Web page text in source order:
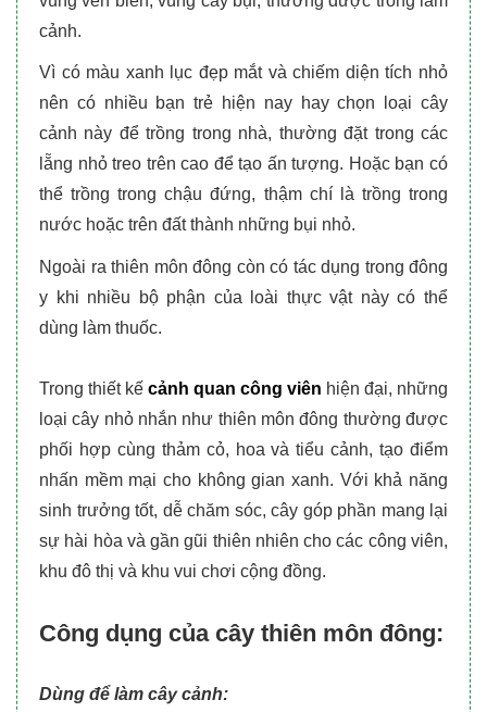
cảnh.
Vì có màu xanh lục đẹp mắt và chiếm diện tích nhỏ
nên có nhiều bạn trẻ hiện nay hay chọn loại cây
cảnh này để trồng trong nhà, thường đặt trong các
lẵng nhỏ treo trên cao để tạo ấn tượng. Hoặc bạn có
thể trồng trong chậu đứng, thậm chí là trồng trong
nước hoặc trên đất thành những bụi nhỏ.
Ngoài ra thiên môn đông còn có tác dụng trong đông
y khi nhiều bộ phận của loài thực vật này có thể
dùng làm thuốc.
Trong thiết kế cảnh quan công viên hiện đại, những
loại cây nhỏ nhắn như thiên môn đông thường được
phối hợp cùng thảm cỏ, hoa và tiểu cảnh, tạo điểm
nhấn mềm mại cho không gian xanh. Với khả năng
sinh trưởng tốt, dễ chăm sóc, cây góp phần mang lại
sự hài hòa và gần gũi thiên nhiên cho các công viên,
khu đô thị và khu vui chơi cộng đồng.
Công dụng của cây thiên môn đông:
Dùng để làm cây cảnh: